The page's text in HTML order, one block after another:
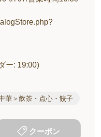
ー: 19:00)
華＞飲茶・点心・餃子
クーポン